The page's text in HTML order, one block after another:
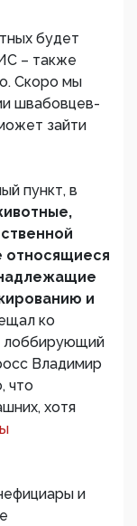
будет
– также
Скоро мы
швабовцев-
зайти
пункт, в
относящиеся
и
ко
лоббирующий
Владимир
что
хотя
и